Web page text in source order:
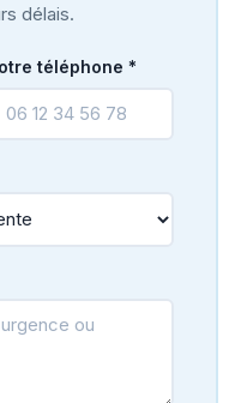
délais.
téléphone *